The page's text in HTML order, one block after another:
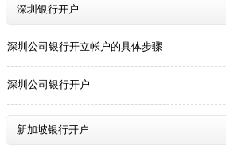
深圳银行开户
深圳公司银行开立帐户的具体步骤
深圳公司银行开户
新加坡银行开户